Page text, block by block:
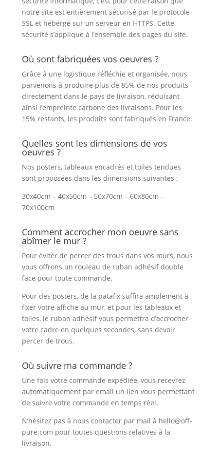
notre site est entièrement sécurisé par le protocole
SSL et hébergé sur un serveur en HTTPS. Cette
sécurité s’applique à l’ensemble des pages du site.
Où sont fabriquées vos oeuvres ?
Grâce à une logistique réfléchie et organisée, nous
parvenons à produire plus de 85% de nos produits
directement dans le pays de livraison, réduisant
ainsi l’empreinte carbone des livraisons. Pour les
15% restants, les produits sont fabriqués en France.
Quelles sont les dimensions de vos
oeuvres ?
Nos posters, tableaux encadrés et toiles tendues
sont proposées dans les dimensions suivantes :
30x40cm – 40x50cm – 50x70cm – 60x80cm –
70x100cm
Comment accrocher mon oeuvre sans
abîmer le mur ?
Pour éviter de percer des trous dans vos murs, nous
vous offrons un rouleau de ruban adhésif double
face pour toute commande.
Pour des posters, de la patafix suffira amplement à
fixer votre affiche au mur, et pour les tableaux et
toiles, le ruban adhésif vous permettra d’accrocher
votre cadre en quelques secondes, sans devoir
percer de trous.
Où suivre ma commande ?
Une fois votre commande expédiée, vous recevrez
automatiquement par email un lien vous permettant
de suivre votre commande en temps réel.
N’hésitez pas à nous contacter par mail à hello@off-
pure.com pour toutes questions relatives à la
livraison.